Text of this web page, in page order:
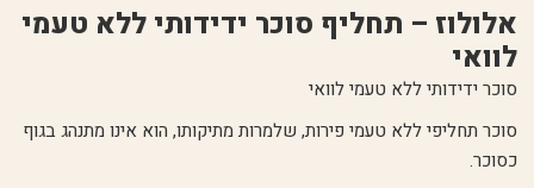
אלולוז – תחליף סוכר ידידותי ללא טעמי
לוואי
סוכר ידידותי ללא טעמי לוואי
סוכר תחליפי ללא טעמי פירות, שלמרות מתיקותו, הוא אינו מתנהג בגוף
כסוכר.